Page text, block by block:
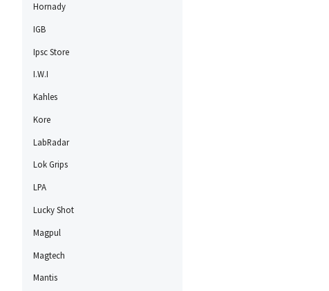
Hornady
IGB
Ipsc Store
I.W.I
Kahles
Kore
LabRadar
Lok Grips
LPA
Lucky Shot
Magpul
Magtech
Mantis